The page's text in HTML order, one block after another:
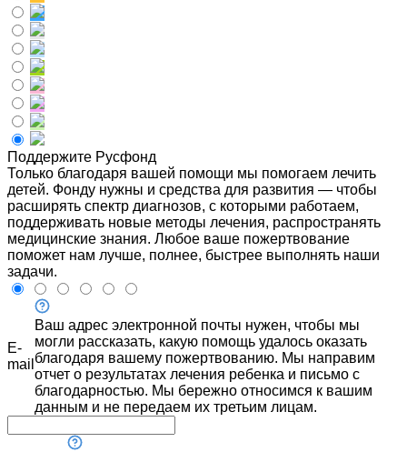
Поддержите Русфонд
Только благодаря вашей помощи мы помогаем лечить
детей. Фонду нужны и средства для развития — чтобы
расширять спектр диагнозов, с которыми работаем,
поддерживать новые методы лечения, распространять
медицинские знания. Любое ваше пожертвование
поможет нам лучше, полнее, быстрее выполнять наши
задачи.
E-
mail
Ваш адрес электронной почты нужен, чтобы мы
могли рассказать, какую помощь удалось оказать
благодаря вашему пожертвованию. Мы направим
отчет о результатах лечения ребенка и письмо с
благодарностью. Мы бережно относимся к вашим
данным и не передаем их третьим лицам.